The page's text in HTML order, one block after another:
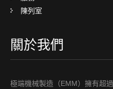
陳列室
關於我們
極端機械製造（EMM）擁有超